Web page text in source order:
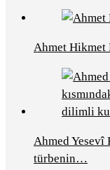
Ahmet
Ahmed Yesevî
türbenin…